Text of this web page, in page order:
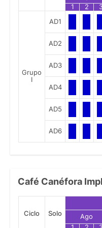
1
2
Grupo
I
AD1
AD2
AD3
AD4
AD5
AD6
Café Canéfora
Ciclo Solo Ago